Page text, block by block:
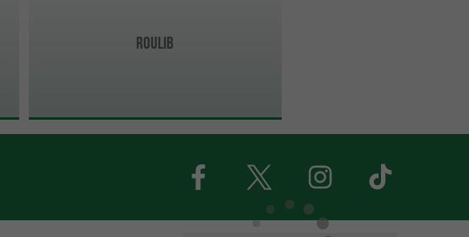
Roulib